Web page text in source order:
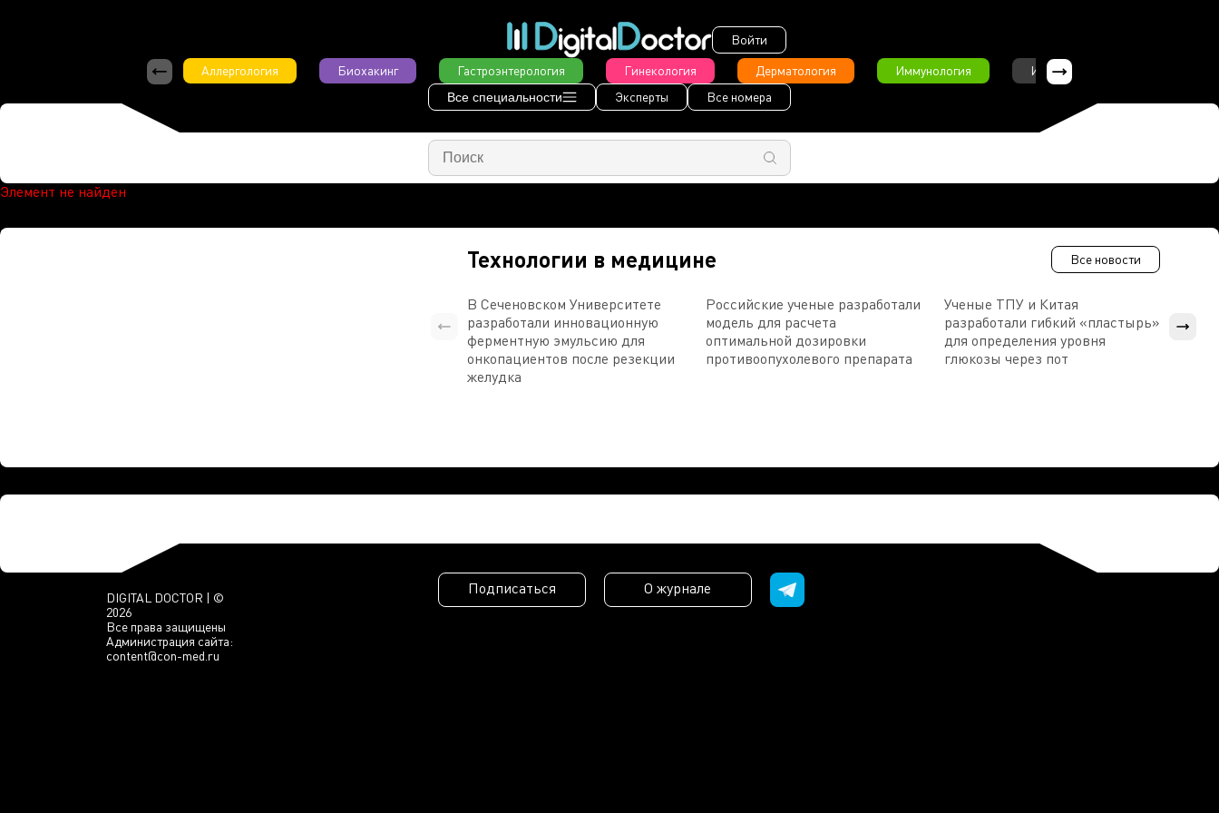
Войти
Аллергология
Биохакинг Гастроэнтерология Гинекология Дерматология Иммунология Интервью
Все специальности Эксперты Все номера
Элемент не найден
Технологии в медицине Все новости
В Сеченовском Университете
разработали инновационную
ферментную эмульсию для
онкопациентов после резекции
желудка
Российские ученые разработали
модель для расчета
оптимальной дозировки
противоопухолевого препарата
Ученые ТПУ и Китая
разработали гибкий «пластырь»
для определения уровня
глюкозы через пот
DIGITAL DOCTOR | ©
2026
Все права защищены
Администрация сайта:
content@con-med.ru
Подписаться О журнале